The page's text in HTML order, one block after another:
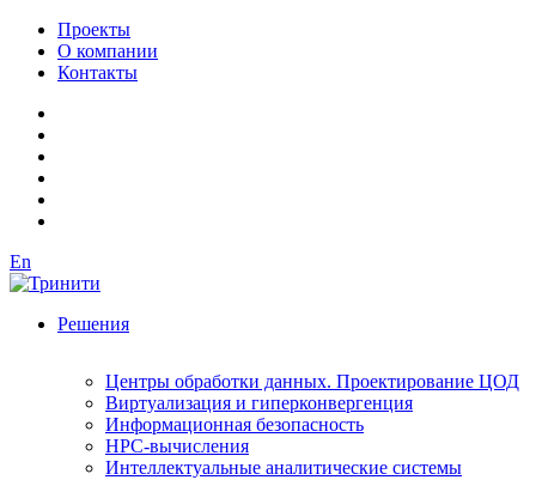
Проекты
О компании
Контакты
En
Решения
Центры обработки данных. Проектирование ЦОД
Виртуализация и гиперконвергенция
Информационная безопасность
HPC-вычисления
Интеллектуальные аналитические системы